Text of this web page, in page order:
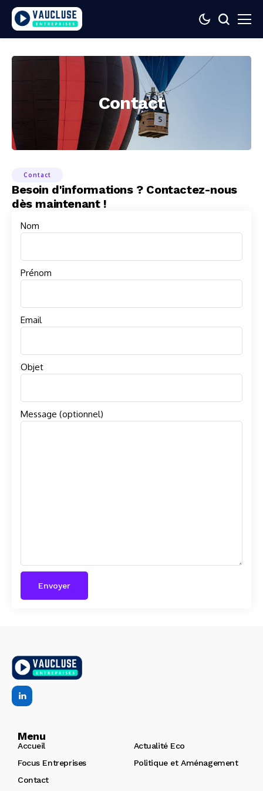
Contact
Contact
Besoin d'informations ? Contactez-nous
dès maintenant !
Nom
Prénom
Email
Objet
Message (optionnel)
Menu
Accueil
Actualité Eco
Focus Entreprises
Politique et Aménagement
Contact